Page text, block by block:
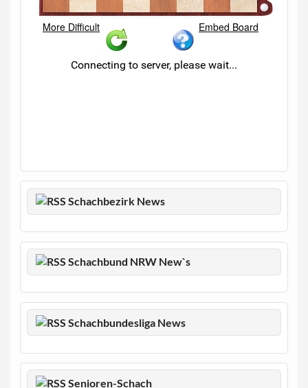
Schachbezirk News
Schachbund NRW New`s
Schachbundesliga News
Senioren-Schach